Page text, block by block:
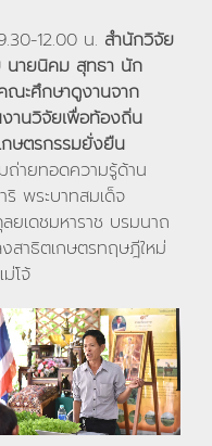
12.00 น. สำนักวิจัย
นายนิคม สุทธา นัก
ณะศึกษาดูงานจาก
านวิจัยเพื่อท้องถิ่น
กษตรกรรมยั่งยืน
ายทอดความรู้ด้าน
ริ พระบาทสมเด็จ
ยเดชมหาราช บรมนาถ
าธิตเกษตรทฤษฎีใหม่
โจ้